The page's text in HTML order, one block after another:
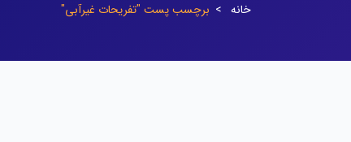
خانه برچسب پست "تفریحات غیرآبی"